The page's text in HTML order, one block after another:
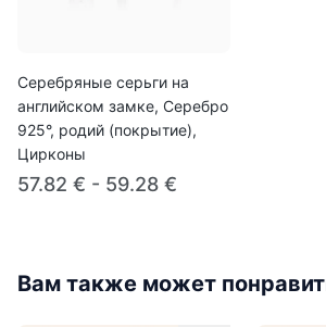
Серебряные серьги на
английском замке, Серебро
925°, родий (покрытие),
Цирконы
57.82 € - 59.28 €
Вам также может